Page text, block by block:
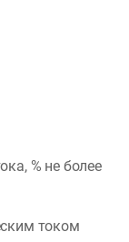
% не более
током